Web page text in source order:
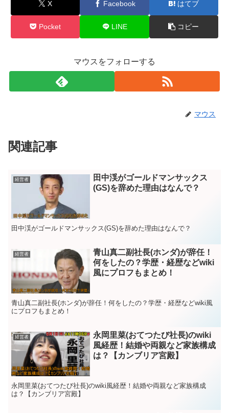
X Facebook はてブ
Pocket LINE コピー
マウスをフォローする
マウス
関連記事
経営者
田中渓がゴールドマンサックス
(GS)を辞めた理由はなんで？
田中渓がゴールドマンサックス(GS)を辞めた理由はなんで？
経営者
青山真二副社長(ホンダ)が辞任！
何をしたの？学歴・経歴などwiki
風にプロフもまとめ！
青山真二副社長(ホンダ)が辞任！何をしたの？学歴・経歴などwiki風
にプロフもまとめ！
経営者
永岡里菜(おてつたび社長)のwiki
風経歴！結婚や両親など家族構成
は？【カンブリア宮殿】
永岡里菜(おてつたび社長)のwiki風経歴！結婚や両親など家族構成
は？【カンブリア宮殿】